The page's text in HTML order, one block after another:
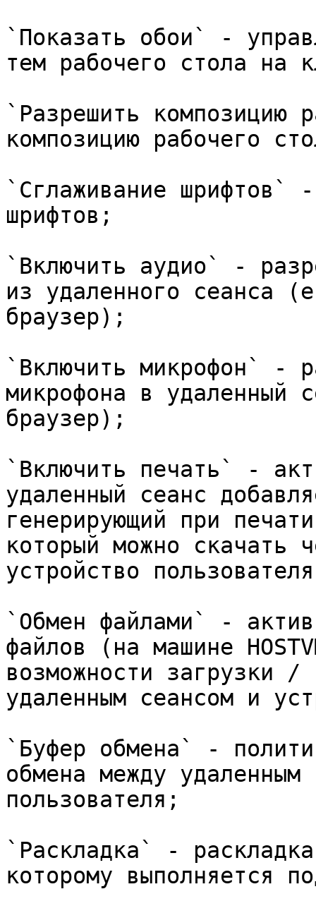
`Показать обои` -
тем рабочего стола на
`Разрешить композицию
композицию рабочего
`Сглаживание шрифтов`
шрифтов;
`Включить аудио` -
из удаленного сеанса
браузер);
`Включить микрофон` -
микрофона в удаленный
браузер);
`Включить печать` -
удаленный сеанс
генерирующий при
который можно скачать
устройство
`Обмен файлами` -
файлов (на машине
возможности загрузки /
удаленным сеансом и
`Буфер обмена` -
обмена между
пользователя;
`Раскладка` -
которому выполняется